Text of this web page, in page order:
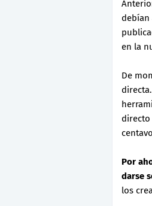
debían
en la
De
directo
Por
darse
los